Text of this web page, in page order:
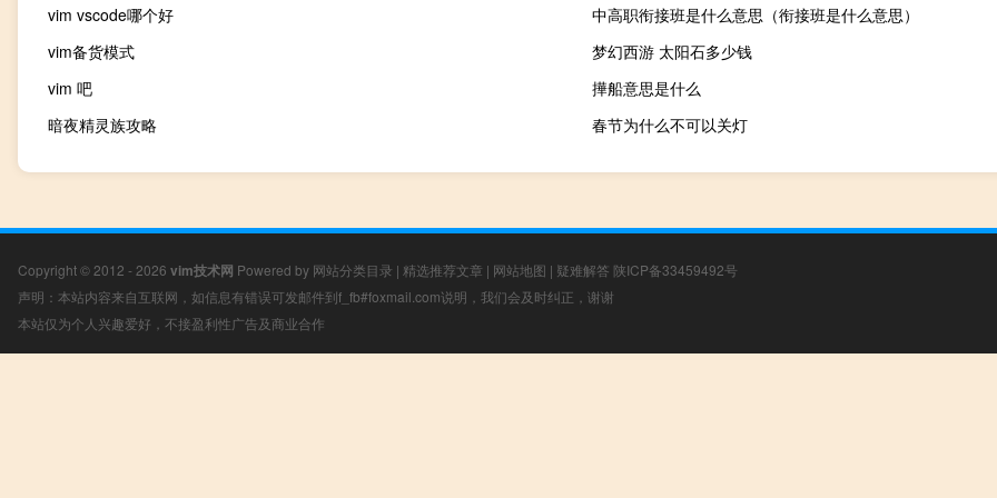
vim vscode哪个好
中高职衔接班是什么意思（衔接班是什么意思）
vim备货模式
梦幻西游 太阳石多少钱
vim 吧
撶船意思是什么
暗夜精灵族攻略
春节为什么不可以关灯
Copyright © 2012 - 2026 vim技术网 Powered by 网站分类目录 | 精选推荐文章 | 网站地图 | 疑难解答 陕ICP备33459492号
声明：本站内容来自互联网，如信息有错误可发邮件到f_fb#foxmail.com说明，我们会及时纠正，谢谢
本站仅为个人兴趣爱好，不接盈利性广告及商业合作